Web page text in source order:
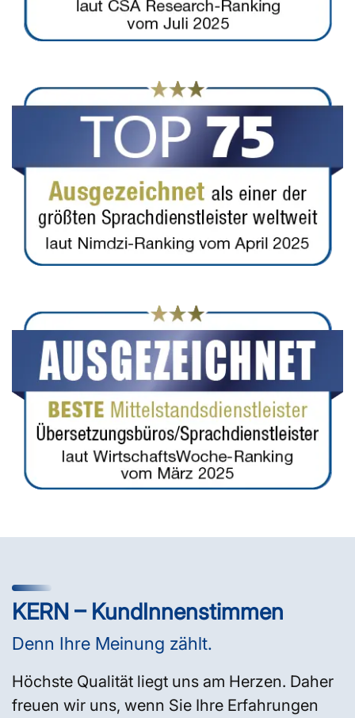
KERN – KundInnenstimmen
Denn Ihre Meinung zählt.
Höchste Qualität liegt uns am Herzen. Daher
freuen wir uns, wenn Sie Ihre Erfahrungen